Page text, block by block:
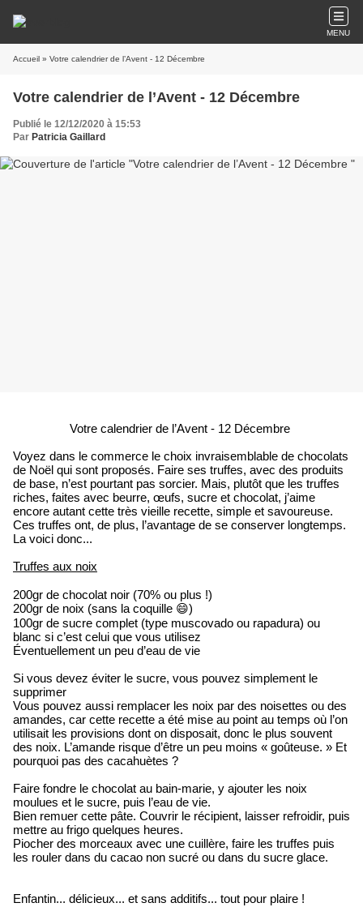
MENU
Accueil » Votre calendrier de l’Avent - 12 Décembre
Votre calendrier de l’Avent - 12 Décembre
Publié le 12/12/2020 à 15:53
Par Patricia Gaillard
Votre calendrier de l’Avent - 12 Décembre
Voyez dans le commerce le choix invraisemblable de chocolats
de Noël qui sont proposés. Faire ses truffes, avec des produits
de base, n’est pourtant pas sorcier. Mais, plutôt que les truffes
riches, faites avec beurre, œufs, sucre et chocolat, j’aime
encore autant cette très vieille recette, simple et savoureuse.
Ces truffes ont, de plus, l’avantage de se conserver longtemps.
La voici donc...
Truffes aux noix
200gr de chocolat noir (70% ou plus !)
200gr de noix (sans la coquille 😄)
100gr de sucre complet (type muscovado ou rapadura) ou
blanc si c’est celui que vous utilisez
Éventuellement un peu d’eau de vie
Si vous devez éviter le sucre, vous pouvez simplement le
supprimer
Vous pouvez aussi remplacer les noix par des noisettes ou des
amandes, car cette recette a été mise au point au temps où l’on
utilisait les provisions dont on disposait, donc le plus souvent
des noix. L’amande risque d’être un peu moins « goûteuse. » Et
pourquoi pas des cacahuètes ?
Faire fondre le chocolat au bain-marie, y ajouter les noix
moulues et le sucre, puis l’eau de vie.
Bien remuer cette pâte. Couvrir le récipient, laisser refroidir, puis
mettre au frigo quelques heures.
Piocher des morceaux avec une cuillère, faire les truffes puis
les rouler dans du cacao non sucré ou dans du sucre glace.
Enfantin... délicieux... et sans additifs... tout pour plaire !